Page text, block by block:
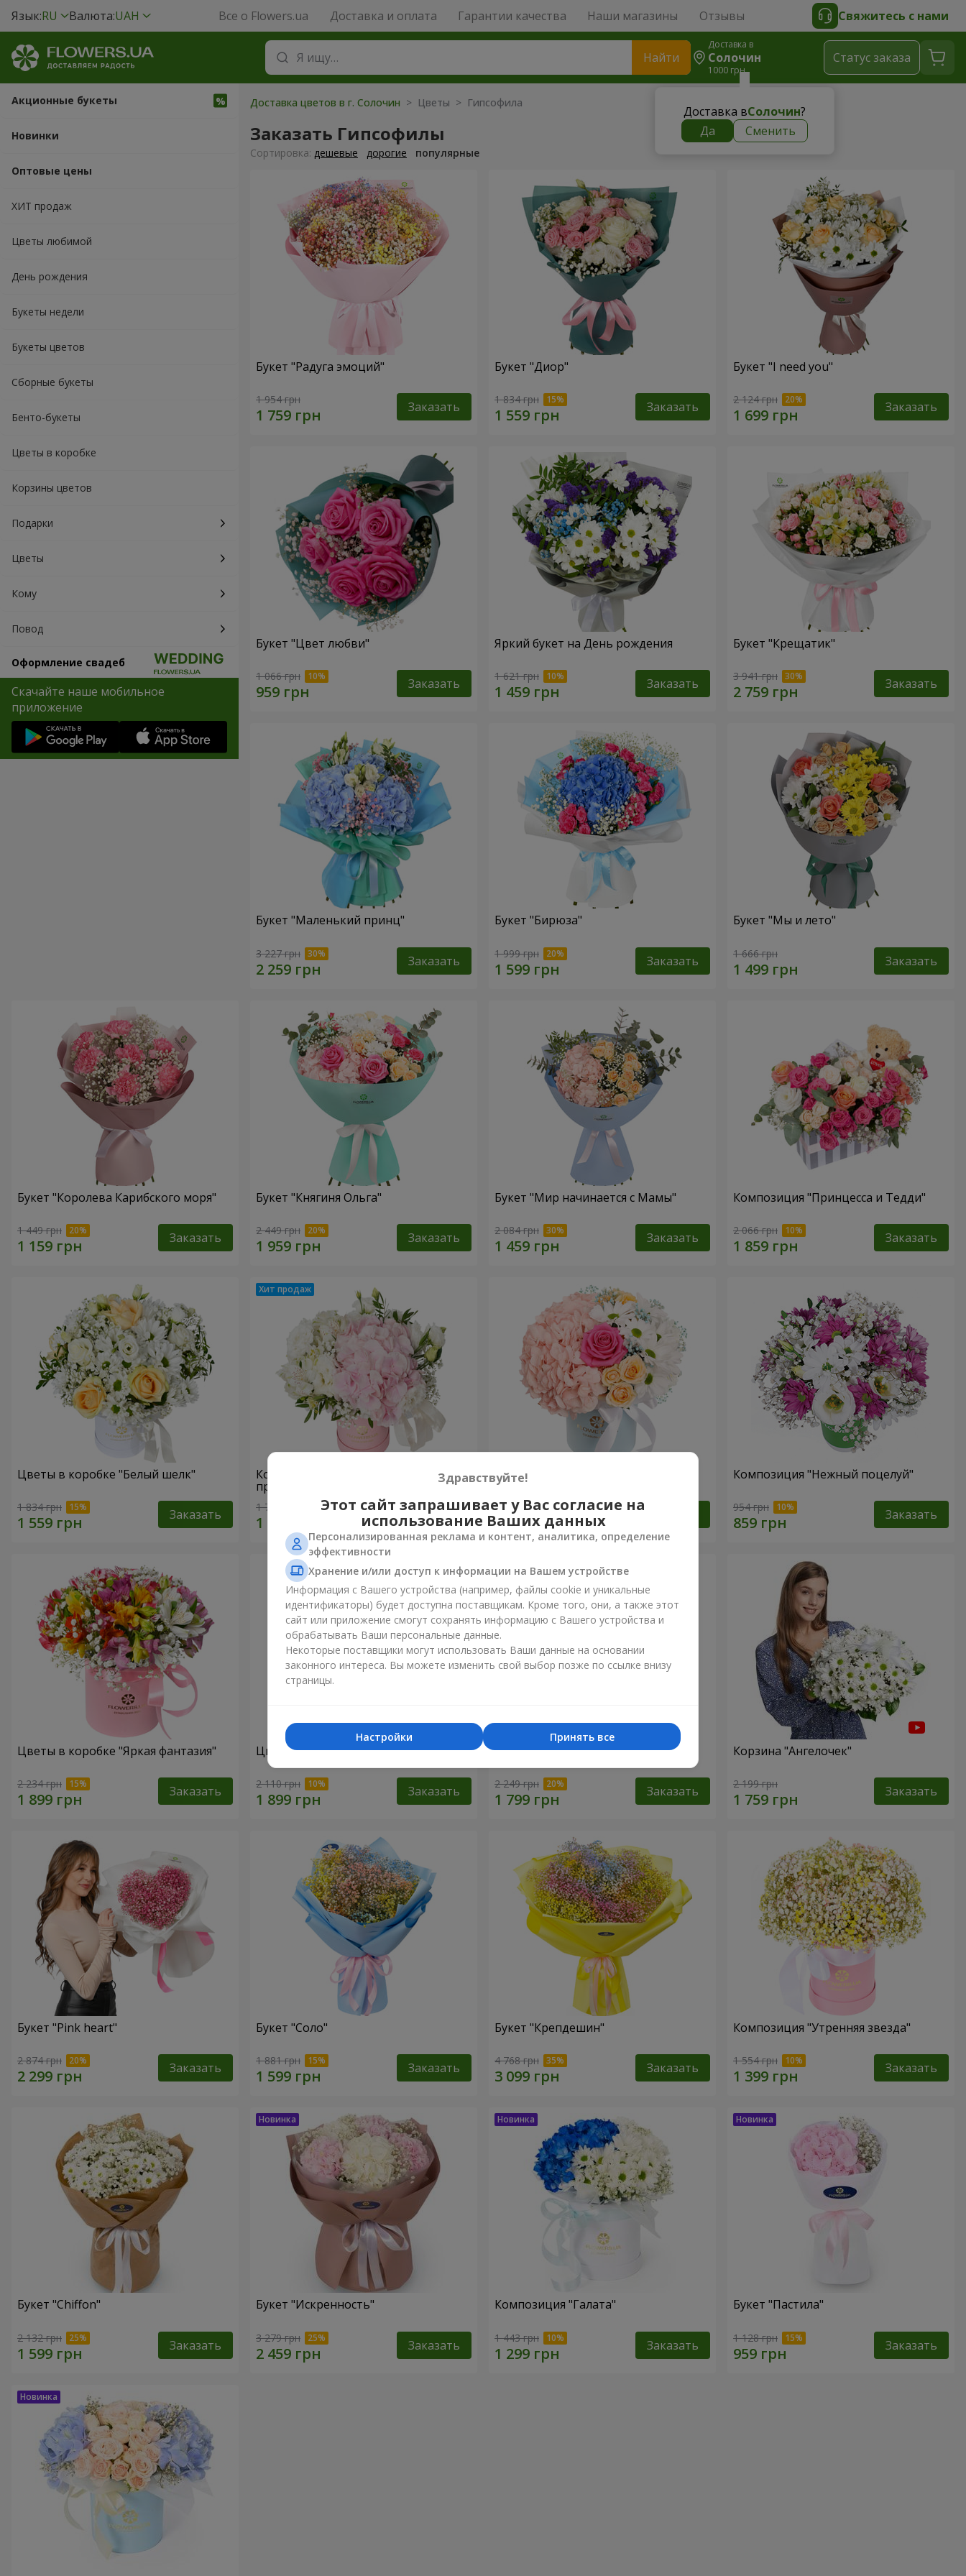
Язык:RU Валюта:UAH Все о Flowers.ua Доставка и оплата Гарантии качества Наши магазины Отзывы Свяжитесь с нами
Найти
Доставка в
Солочин
1000 грн
Доставка вСолочин?
Да
Сменить
Cтатус заказа
Акционные букеты
Новинки
Оптовые цены
ХИТ продаж
Цветы любимой
День рождения
Букеты недели
Букеты цветов
Сборные букеты
Бенто-букеты
Цветы в коробке
Корзины цветов
Подарки
Цветы
Кому
Повод
Оформление свадеб
Скачайте наше мобильное
приложение
Доставка цветов в г. Солочин > Цветы > Гипсофила
Заказать Гипсофилы
Cортировка: дешевые дорогие популярные
Букет "Радуга эмоций"
1 954 грн Заказать
Букет "Диор"
1 834 грн Заказать
Букет "I need you"
2 124 грн Заказать
Букет "Цвет любви"
1 066 грн Заказать
Яркий букет на День рождения
1 621 грн Заказать
Букет "Крещатик"
3 941 грн Заказать
Букет "Маленький принц"
3 227 грн Заказать
Букет "Бирюза"
1 999 грн Заказать
Букет "Мы и лето"
1 666 грн Заказать
Букет "Королева Карибского моря"
1 449 грн Заказать
Букет "Княгиня Ольга"
2 449 грн Заказать
Букет "Мир начинается с Мамы"
2 084 грн Заказать
Композиция "Принцесса и Тедди"
2 066 грн Заказать
Цветы в коробке "Белый шелк"
1 834 грн Заказать
Композиция "Нежное
прикосновение"
1 777 грн Заказать
Цветы в коробке "Счастья не
избежать"
1 646 грн
Композиция "Нежный поцелуй"
954 грн Заказать
Цветы в коробке "Яркая фантазия"
2 234 грн Заказать
Цветы в коробке "Соломия"
2 110 грн Заказать
Цветы в коробке "Помпадур"
2 249 грн Заказать
Корзина "Ангелочек"
2 199 грн Заказать
Букет "Pink heart"
2 874 грн Заказать
Букет "Соло"
1 881 грн Заказать
Букет "Крепдешин"
4 768 грн Заказать
Композиция "Утренняя звезда"
1 554 грн Заказать
Букет "Chiffon"
2 132 грн Заказать
Букет "Искренность"
3 279 грн Заказать
Композиция "Галата"
1 443 грн Заказать
Букет "Пастила"
1 128 грн Заказать
Здравствуйте!
Этот сайт запрашивает у Вас согласие на
использование Ваших данных
Персонализированная реклама и контент, аналитика, определение
эффективности
Хранение и/или доступ к информации на Вашем устройстве
Информация с Вашего устройства (например, файлы cookie и уникальные
идентификаторы) будет доступна поставщикам. Кроме того, они, а также этот
сайт или приложение смогут сохранять информацию с Вашего устройства и
обрабатывать Ваши персональные данные.
Некоторые поставщики могут использовать Ваши данные на основании
законного интереса. Вы можете изменить свой выбор позже по ссылке внизу
страницы.
Принять все
Настройки